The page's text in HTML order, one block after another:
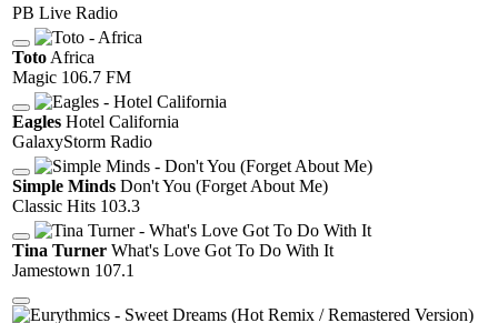
PB Live Radio
Toto Africa
Magic 106.7 FM
Eagles Hotel California
GalaxyStorm Radio
Simple Minds Don't You (Forget About Me)
Classic Hits 103.3
Tina Turner What's Love Got To Do With It
Jamestown 107.1